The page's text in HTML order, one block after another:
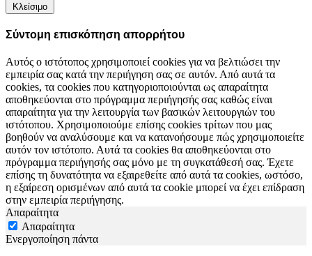
Κλείσιμο
Σύντομη επισκόπηση απορρήτου
Αυτός ο ιστότοπος χρησιμοποιεί cookies για να βελτιώσει την
εμπειρία σας κατά την περιήγηση σας σε αυτόν. Από αυτά τα
cookies, τα cookies που κατηγοριοποιούνται ως απαραίτητα
αποθηκεύονται στο πρόγραμμα περιήγησής σας καθώς είναι
απαραίτητα για την λειτουργία των βασικών λειτουργιών του
ιστότοπου. Χρησιμοποιούμε επίσης cookies τρίτων που μας
βοηθούν να αναλύσουμε και να κατανοήσουμε πώς χρησιμοποιείτε
αυτόν τον ιστότοπο. Αυτά τα cookies θα αποθηκεύονται στο
πρόγραμμα περιήγησής σας μόνο με τη συγκατάθεσή σας. Έχετε
επίσης τη δυνατότητα να εξαιρεθείτε από αυτά τα cookies, ωστόσο,
η εξαίρεση ορισμένων από αυτά τα cookie μπορεί να έχει επίδραση
στην εμπειρία περιήγησης.
Απαραίτητα
Απαραίτητα
Ενεργοποίηση πάντα